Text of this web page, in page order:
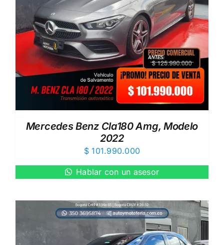
Mercedes Benz Cla180 Amg, Modelo
2022
$ 101.990.000
Hablar con un asesor